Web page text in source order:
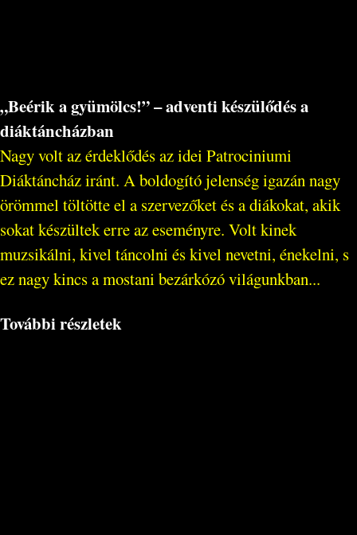
„Beérik a gyümölcs!” – adventi készülődés a
diáktáncházban
Nagy volt az érdeklődés az idei Patrociniumi
Diáktáncház iránt. A boldogító jelenség igazán nagy
örömmel töltötte el a szervezőket és a diákokat, akik
sokat készültek erre az eseményre. Volt kinek
muzsikálni, kivel táncolni és kivel nevetni, énekelni, s
ez nagy kincs a mostani bezárkózó világunkban...
További részletek